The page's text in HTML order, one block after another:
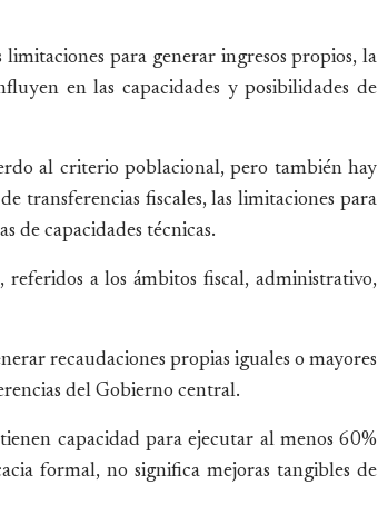
limitaciones para generar ingresos propios, la
en las capacidades y posibilidades de
al criterio poblacional, pero también hay
transferencias fiscales, las limitaciones para
de capacidades técnicas.
a los ámbitos fiscal, administrativo,
recaudaciones propias iguales o mayores
del Gobierno central.
capacidad para ejecutar al menos 60%
formal, no significa mejoras tangibles de